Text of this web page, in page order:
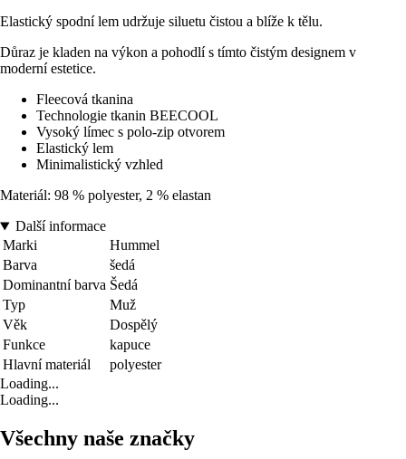
Elastický spodní lem udržuje siluetu čistou a blíže k tělu.
Důraz je kladen na výkon a pohodlí s tímto čistým designem v
moderní estetice.
Fleecová tkanina
Technologie tkanin BEECOOL
Vysoký límec s polo-zip otvorem
Elastický lem
Minimalistický vzhled
Materiál: 98 % polyester, 2 % elastan
Další informace
Marki
Hummel
Barva
šedá
Dominantní barva Šedá
Typ
Muž
Věk
Dospělý
Funkce
kapuce
Hlavní materiál
polyester
Loading...
Loading...
Všechny naše značky